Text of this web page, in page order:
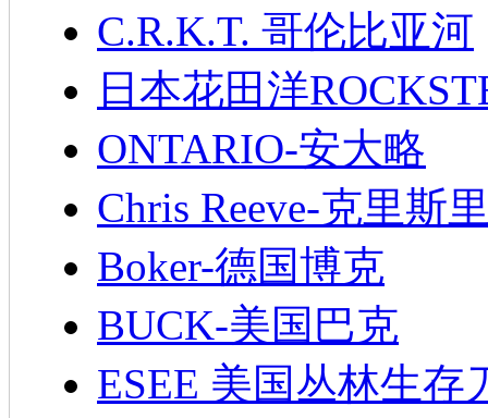
C.R.K.T. 哥伦比亚河
日本花田洋
ONTARIO-安大略
Chris Reeve-克里斯
Boker-德国博克
BUCK-美国巴克
ESEE 美国丛林生存